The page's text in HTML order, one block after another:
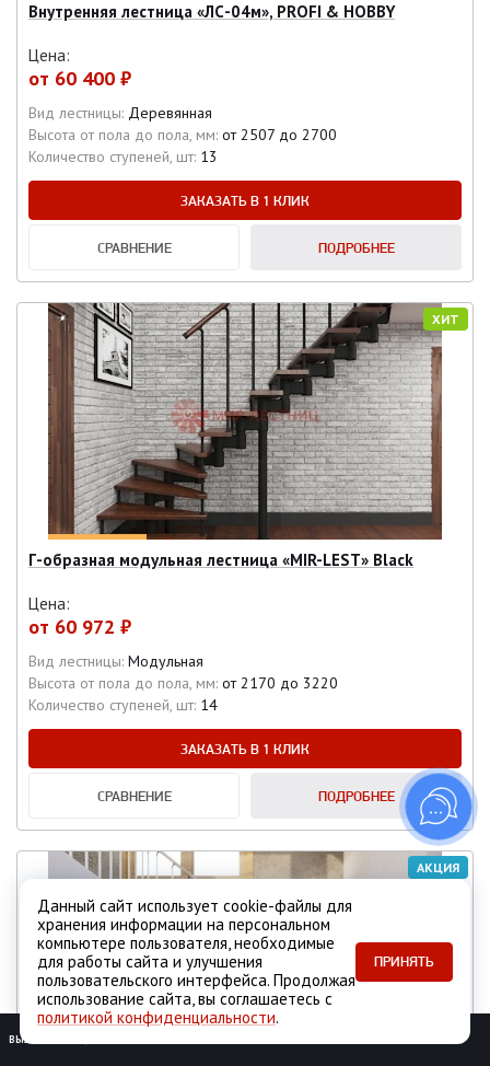
Внутренняя лестница «ЛС-04м», PROFI & HOBBY
Цена:
от 60 400 ₽
Вид лестницы: Деревянная
Высота от пола до пола, мм: от 2507 до 2700
Количество ступеней, шт: 13
ЗАКАЗАТЬ В 1 КЛИК
СРАВНЕНИЕ ПОДРОБНЕЕ
ХИТ
Г-образная модульная лестница «MIR-LEST» Black
Цена:
от 60 972 ₽
Вид лестницы: Модульная
Высота от пола до пола, мм: от 2170 до 3220
Количество ступеней, шт: 14
ЗАКАЗАТЬ В 1 КЛИК
СРАВНЕНИЕ ПОДРОБНЕЕ
АКЦИЯ
ВЫЗОВ ЗАМЕРЩИКА
Данный сайт использует cookie-файлы для
хранения информации на персональном
компьютере пользователя, необходимые
для работы сайта и улучшения
пользовательского интерфейса. Продолжая
использование сайта, вы соглашаетесь с
политикой конфиденциальности.
ПРИНЯТЬ